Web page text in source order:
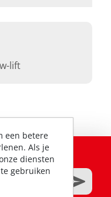
lift
een betere
Als je
diensten
gebruiken